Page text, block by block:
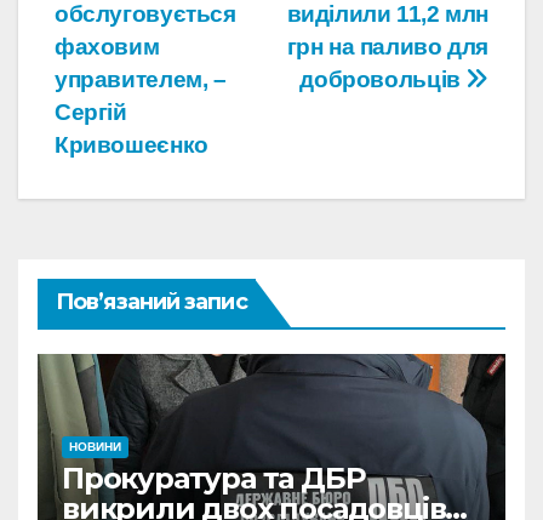
виділили 11,2 млн
грн на паливо для
добровольців
обслуговується
фаховим
управителем, –
Сергій
Кривошеєнко
Пов’язаний запис
НОВИНИ
Прокуратура та ДБР
викрили двох посадовців